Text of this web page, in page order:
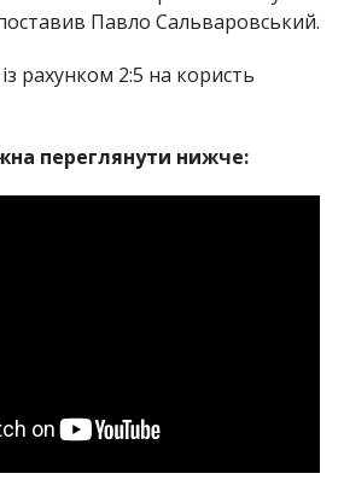
поставив Павло Сальваровський.
рахунком 2:5 на користь
переглянути нижче: